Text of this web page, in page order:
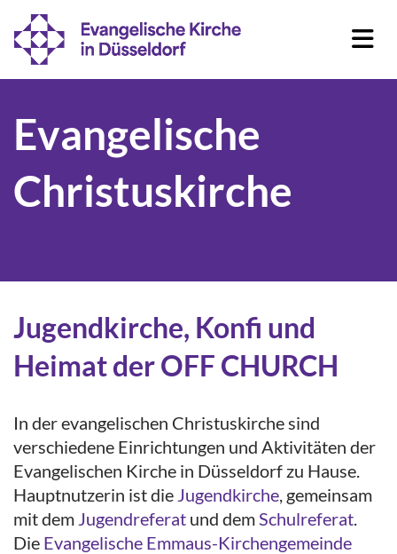
Evangelische
Christuskirche
Jugendkirche, Konfi und
Heimat der OFF CHURCH
In der evangelischen Christuskirche sind
verschiedene Einrichtungen und Aktivitäten der
Evangelischen Kirche in Düsseldorf zu Hause.
Hauptnutzerin ist die Jugendkirche , gemeinsam
mit dem Jugendreferat und dem Schulreferat
Die Evangelische Emmaus-Kirchengemeinde